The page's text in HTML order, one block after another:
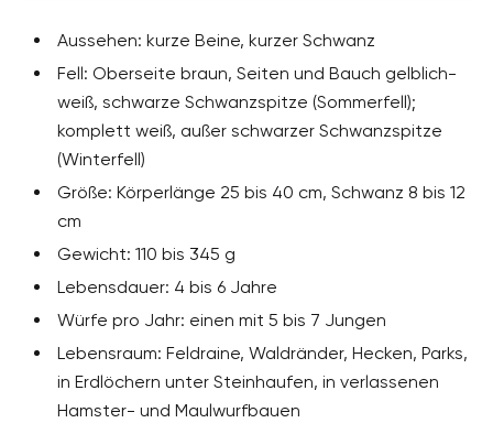
Aussehen: kurze Beine, kurzer Schwanz
Fell: Oberseite braun, Seiten und Bauch gelblich-
weiß, schwarze Schwanzspitze (Sommerfell);
komplett weiß, außer schwarzer Schwanzspitze
(Winterfell)
Größe: Körperlänge 25 bis 40 cm, Schwanz 8 bis 12
cm
Gewicht: 110 bis 345 g
Lebensdauer: 4 bis 6 Jahre
Würfe pro Jahr: einen mit 5 bis 7 Jungen
Lebensraum: Feldraine, Waldränder, Hecken, Parks,
in Erdlöchern unter Steinhaufen, in verlassenen
Hamster- und Maulwurfbauen